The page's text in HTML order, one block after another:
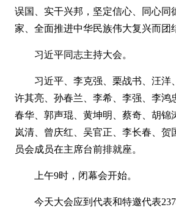
误国、实干兴邦，坚定信心、同心同
家、全面推进中华民族伟大复兴而团
习近平同志主持大会。
习近平、李克强、栗战书、汪洋
许其亮、孙春兰、李希、李强、李
春华、郭声琨、黄坤明、蔡奇、胡
岚清、曾庆红、吴官正、李长春、
员会成员在主席台前排就座。
上午9时，闭幕会开始。
今天大会应到代表和特邀代表